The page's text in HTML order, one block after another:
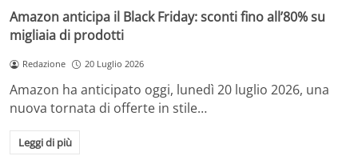
Amazon anticipa il Black Friday: sconti fino all’80% su
migliaia di prodotti
Redazione 20 Luglio 2026
Amazon ha anticipato oggi, lunedì 20 luglio 2026, una
nuova tornata di offerte in stile…
Leggi di più